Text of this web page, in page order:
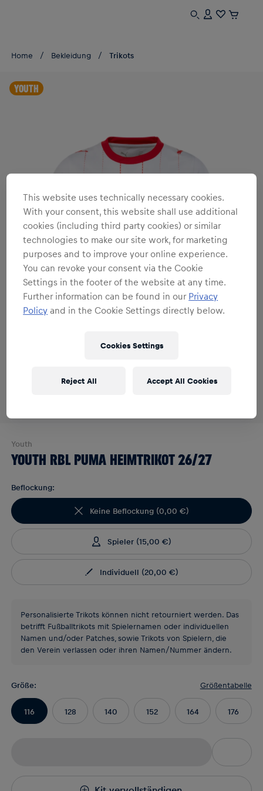
Home Bekleidung Trikots
YOUTH
Youth
YOUTH RBL PUMA HEIMTRIKOT 26/27
Beflockung:
Keine Beflockung(0,00 €)
Spieler(15,00 €)
Individuell (20,00 €)
Personalisierte Trikots können nicht retourniert werden. Das
betrifft Fußballtrikots mit Spielernamen oder individuellen
Namen und/oder Patches, sowie Trikots von Spielern, die
den Verein verlassen oder ihren Namen/Nummer ändern.
Größe: Größentabelle
116 128 140 152 164 176
This website uses technically necessary cookies.
With your consent, this website shall use additional
cookies (including third party cookies) or similar
technologies to make our site work, for marketing
purposes and to improve your online experience.
You can revoke your consent via the Cookie
Settings in the footer of the website at any time.
Further information can be found in our Privacy
Policy and in the Cookie Settings directly below.
Cookies Settings
Reject All Accept All Cookies